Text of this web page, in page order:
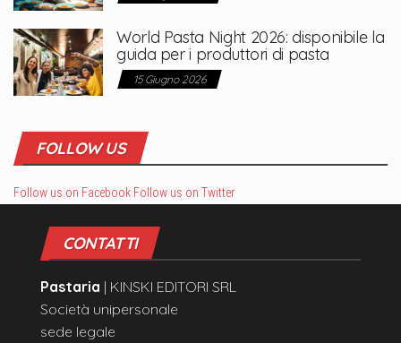
World Pasta Night 2026: disponibile la
guida per i produttori di pasta
15 Giugno 2026
FOLLOW US
Follow us on Facebook Follow us on Twitter
CONTATTI
Pastaria | KINSKI EDITORI SRL
Società unipersonale
sede legale